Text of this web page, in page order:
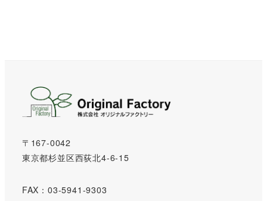
〒167-0042
東京都杉並区西荻北4-6-15
FAX：03-5941-9303